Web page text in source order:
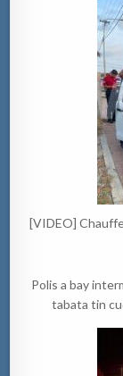
[VIDEO]
Polis a bay
tabata tin